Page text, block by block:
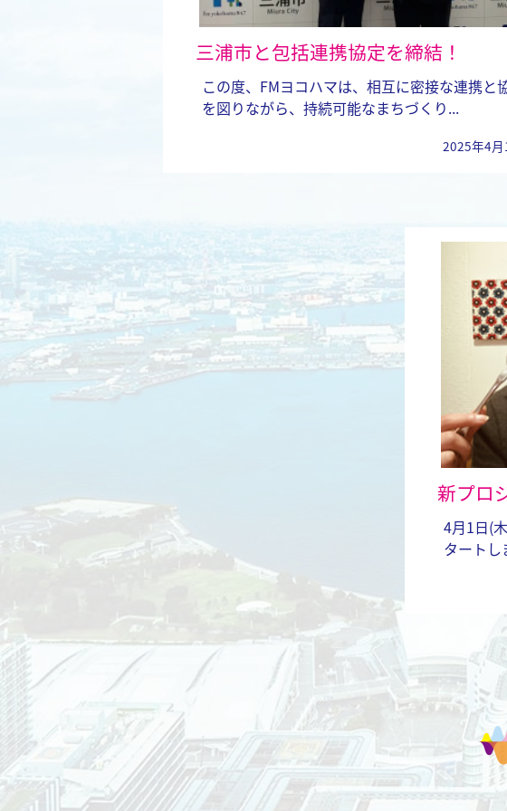
三浦市と包括連携協定を締結！
この度、FMヨコハマは、相互に密接な連携と
を図りながら、持続可能なまちづくり...
2025年4月
新プロ
4月1日(
タートし